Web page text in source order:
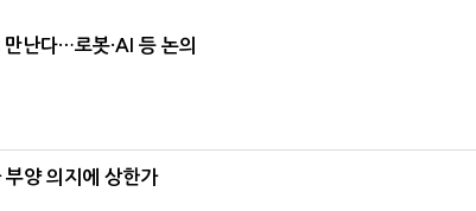
난다…로봇·AI 등 논의
양 의지에 상한가